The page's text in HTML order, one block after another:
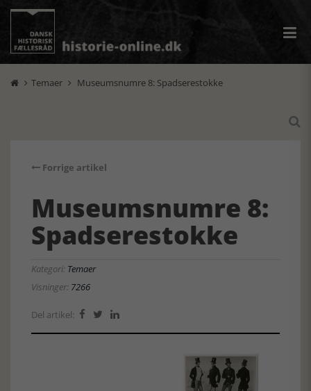
 Temaer  Museumsnumre 8: Spadserestokke

Forrige artikel
Museumsnumre 8:
Spadserestokke
Kategori: Temaer
Visninger: 7266
Del artikel:   